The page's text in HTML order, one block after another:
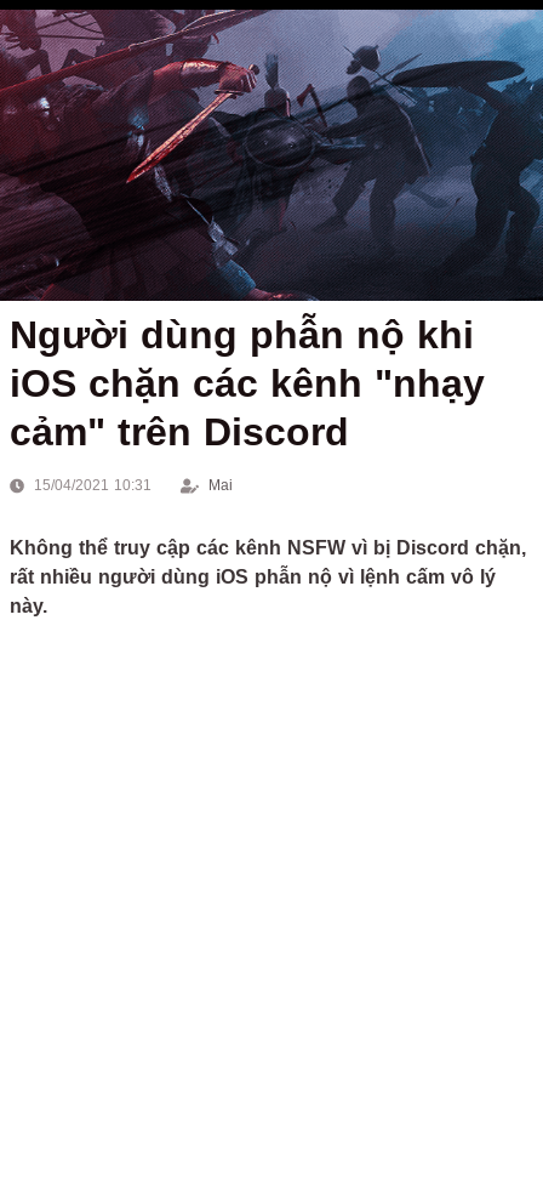
Người dùng phẫn nộ khi
iOS chặn các kênh "nhạy
cảm" trên Discord
15/04/2021 10:31 Mai
Không thể truy cập các kênh NSFW vì bị Discord chặn,
rất nhiều người dùng iOS phẫn nộ vì lệnh cấm vô lý
này.